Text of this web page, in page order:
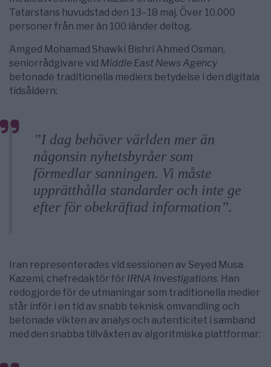
Tatarstans huvudstad den 13–18 maj. Över 10.000
personer från mer än 100 länder deltog.
Amged Mohamad Shawki Bishri Ahmed Osman,
seniorrådgivare vid Middle East News Agency
betonade traditionella mediers betydelse i den digitala
tidsåldern:
”I dag behöver världen mer än
någonsin nyhetsbyråer som
förmedlar sanningen. Vi måste
upprätthålla standarder och inte ge
efter för obekräftad information”.
Iran representerades vid sessionen av Seyed Musa
Kazemi, chefredaktör för IRNA Investigations. Han
redogjorde för de utmaningar som traditionella medier
står inför i en tid av snabb teknisk omvandling och
betonade vikten av analys och autenticitet i samband
med den snabba tillväxten av algoritmiska plattformar: